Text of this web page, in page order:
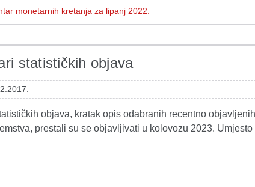
monetarnih kretanja za lipanj 2022.
statističkih objava
objava, kratak opis odabranih recentno
prestali su se objavljivati u kolovozu 2023.